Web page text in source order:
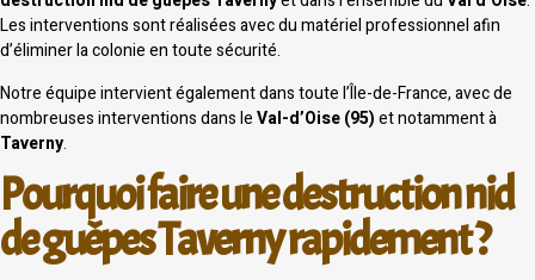
Les interventions sont réalisées avec du matériel professionnel afin
d’éliminer la colonie en toute sécurité.
Notre équipe intervient également dans toute l’Île-de-France, avec de
nombreuses interventions dans leVal-d’Oise (95)et notamment à
Taverny.
Pourquoi faire une destruction nid
de guêpes Taverny rapidement ?